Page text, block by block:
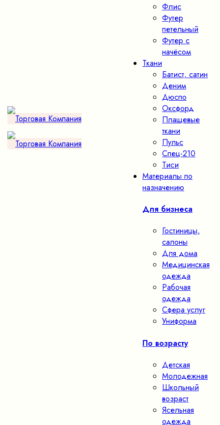
Флис
Футер
петельный
Футер с
начёсом
Ткани
Батист, сатин
Деним
Дюспо
Оксфорд
Плащевые
ткани
Пульс
Спец-210
Тиси
Материалы по
назначению
Для бизнеса
Гостиницы,
салоны
Для дома
Медицинская
одежда
Рабочая
одежда
Сфера услуг
Униформа
По возрасту
Детская
Молодежная
Школьный
возраст
Ясельная
одежда